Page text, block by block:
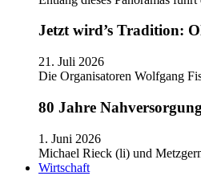
Jetzt wird’s Tradition:
21. Juli 2026
Die Organisatoren Wolfgang
80 Jahre
1. Juni 2026
Michael Rieck (li) und
Wirtschaft